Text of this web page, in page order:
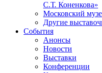
С.Т. Коненкова»
Московский
Другие
События
Анонсы
Новости
Выставки
Конференции